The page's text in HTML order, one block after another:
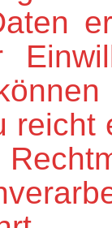
reicht